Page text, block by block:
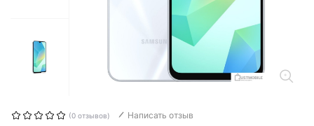
(0 отзывов) Написать отзыв